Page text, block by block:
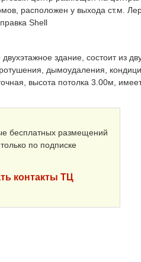
расположен у выхода ст.м.
Shell
здание, состоит из
дымоудаления,
высота потолка 3.00м,
бесплатных размещений
по подписке
контакты ТЦ